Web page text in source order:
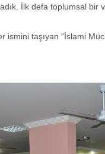
İlk defa toplumsal
taşıyan “İslami